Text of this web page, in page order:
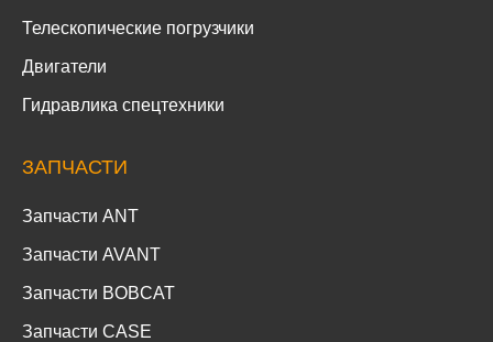
Телескопические погрузчики
Двигатели
Гидравлика спецтехники
ЗАПЧАСТИ
Запчасти ANT
Запчасти AVANT
Запчасти BOBCAT
Запчасти CASE